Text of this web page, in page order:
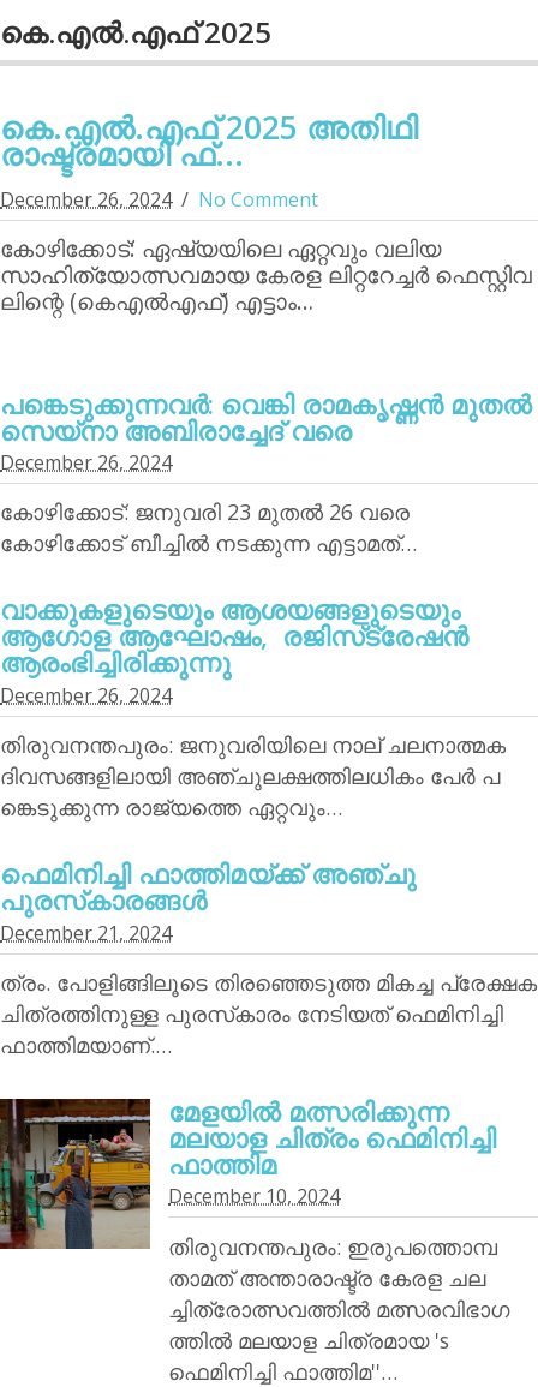
കെ.എല്‍.എഫ് 2025
കെ.എല്‍.എഫ് 2025 അതിഥി
രാഷ്ട്രമായി ഫ്...
December 26, 2024 No Comment
കോഴിക്കോട്: ഏഷ്യയിലെ ഏറ്റവും വലിയ
സാഹിത്യോത്സവമായ കേരള ലിറ്ററേച്ചര്‍ ഫെസ്റ്റിവ
ലിന്റെ (കെഎല്‍എഫ്) എട്ടാം…
പങ്കെടുക്കുന്നവര്‍: വെങ്കി രാമകൃഷ്ണന്‍ മുതല്‍
സെയ്‌നാ അബിരാച്ചേദ് വരെ
December 26, 2024
കോഴിക്കോട്: ജനുവരി 23 മുതല്‍ 26 വരെ
കോഴിക്കോട് ബീച്ചില്‍ നടക്കുന്ന എട്ടാമത്…
വാക്കുകളുടെയും ആശയങ്ങളുടെയും
ആഗോള ആഘോഷം, രജിസ്‌ട്രേഷന്‍
ആരംഭിച്ചിരിക്കുന്നു
December 26, 2024
തിരുവനന്തപുരം: ജനുവരിയിലെ നാല് ചലനാത്മക
ദിവസങ്ങളിലായി അഞ്ചുലക്ഷത്തിലധികം പേര്‍ പ
ങ്കെടുക്കുന്ന രാജ്യത്തെ ഏറ്റവും…
ഫെമിനിച്ചി ഫാത്തിമയ്ക്ക് അഞ്ചു
പുരസ്‌കാരങ്ങള്‍
December 21, 2024
ത്രം. പോളിങ്ങിലൂടെ തിരഞ്ഞെടുത്ത മികച്ച പ്രേക്ഷക
ചിത്രത്തിനുള്ള പുരസ്‌കാരം നേടിയത് ഫെമിനിച്ചി
ഫാത്തിമയാണ്.…
മേളയില്‍ മത്സരിക്കുന്ന
മലയാള ചിത്രം ഫെമിനിച്ചി
ഫാത്തിമ
December 10, 2024
തിരുവനന്തപുരം: ഇരുപത്തൊമ്പ
താമത് അന്താരാഷ്ട്ര കേരള ചല
ച്ചിത്രോത്സവത്തില്‍ മത്സരവിഭാഗ
ത്തില്‍ മലയാള ചിത്രമായ 's
ഫെമിനിച്ചി ഫാത്തിമ''…